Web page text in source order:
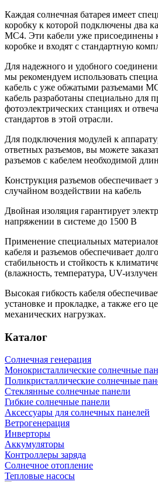
Каждая солнечная батарея имеет
коробку к которой подключены два
МС4. Эти кабели уже присоединены
коробке и входят с стандартную
Для надежного и удобного
мы рекомендуем использовать
кабель с уже обжатыми разъемами
кабель разработаны специально для
фотоэлектрических станциях и
стандартов в этой отрасли.
Для подключения модулей к
ответных разъемов, вы можете
разъемов с кабелем необходимой
Конструкция разъемов обеспечивает
случайном воздействии на кабель
Двойная изоляция гарантирует
напряжении в системе до 1500 В
Применение специальных
кабеля и разъемов обеспечивает
стабильность и стойкость к
(влажность, температура, UV-
Высокая гибкость кабеля
установке и прокладке, а также его
механических нагрузках.
Каталог
Солнечная генерация
Монокристаллические солнечные
Поликристаллические солнечные
Стеклянные солнечные панели
Гибкие солнечные панели
Аксессуары для солнечных панелей
Ветрогенерация
Инверторы
Аккумуляторы
Контроллеры заряда
Солнечное отопление
Тепловые насосы